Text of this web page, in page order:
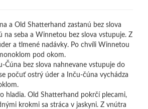
a Old Shatterhand zastanú bez slova
na seba a Winnetou bez slova vstupuje. Z
a tlmené nadávky. Po chvíli Winnetou
pod okom.
Čúna bez slova nahnevane vstupuje do
počuť ostrý úder a Inču-čúna vychádza
hladia. Old Shatterhand pokrčí plecami,
krokmi sa stráca v jaskyni. Z vnútra